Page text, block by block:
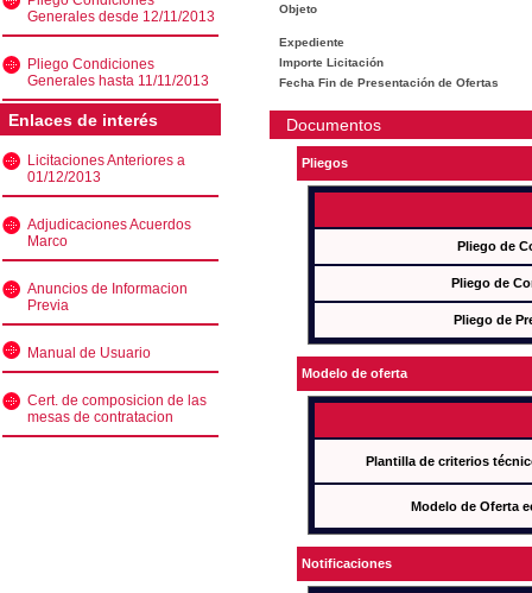
Generales desde 12/11/2013
Pliego Condiciones
Generales hasta 11/11/2013
Enlaces de interés
Licitaciones Anteriores a
01/12/2013
Adjudicaciones Acuerdos
Marco
Anuncios de Informacion
Previa
Manual de Usuario
Cert. de composicion de las
mesas de contratacion
Objeto
Expediente
Importe Licitación
Fecha Fin de Presentación de Ofertas
Documentos
Pliegos
Pliego de
Pliego de
Pliego de
Modelo de oferta
Plantilla de criterios
Modelo de Oferta
Notificaciones